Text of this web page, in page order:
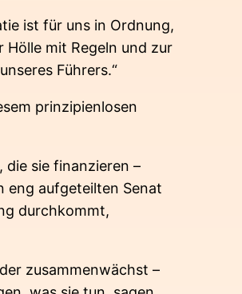
ist für uns in Ordnung,
mit Regeln und zur
Führers.“
prinzipienlosen
sie finanzieren –
eng aufgeteilten Senat
durchkommt,
zusammenwächst –